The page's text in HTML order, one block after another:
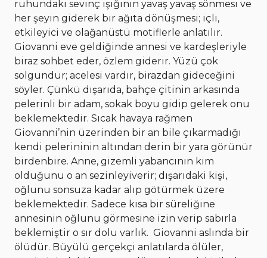
ruhundaki sevinç ışığının yavaş yavaş sönmesi ve
her şeyin giderek bir ağıta dönüşmesi; içli,
etkileyici ve olağanüstü motiflerle anlatılır.
Giovanni eve geldiğinde annesi ve kardeşleriyle
biraz sohbet eder, özlem giderir. Yüzü çok
solgundur; acelesi vardır, birazdan gideceğini
söyler. Çünkü dışarıda, bahçe çitinin arkasında
pelerinli bir adam, sokak boyu gidip gelerek onu
beklemektedir. Sıcak havaya rağmen
Giovanni’nin üzerinden bir an bile çıkarmadığı
kendi pelerininin altından derin bir yara görünür
birdenbire. Anne, gizemli yabancının kim
olduğunu o an sezinleyiverir; dışarıdaki kişi,
oğlunu sonsuza kadar alıp götürmek üzere
beklemektedir. Sadece kısa bir süreliğine
annesinin oğlunu görmesine izin verip sabırla
beklemiştir o sır dolu varlık. Giovanni aslında bir
ölüdür. Büyülü gerçekçi anlatılarda ölüler,